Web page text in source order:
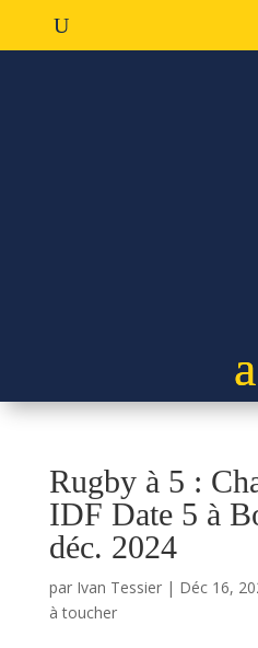
Rugby à 5 :
IDF Date 5 à
déc. 2024
par Ivan Tessier| Déc 16,
à toucher